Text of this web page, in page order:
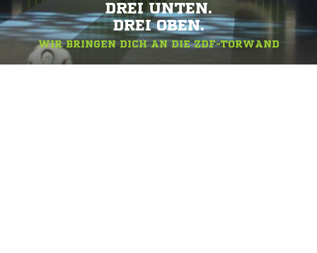
DREI UNTEN.
DREI OBEN.
WIR BRINGEN DICH AN DIE ZDF-TORWAND